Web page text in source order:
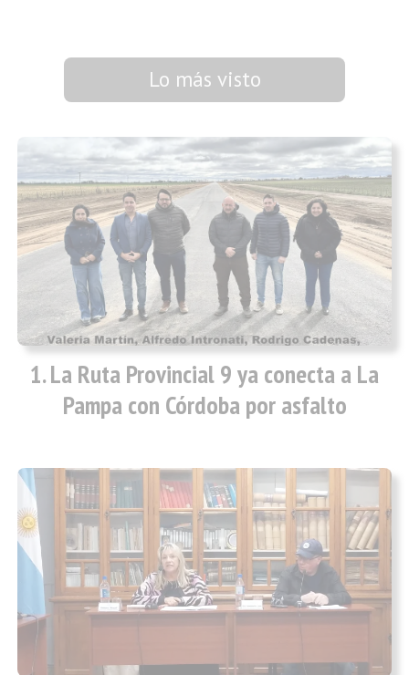
Lo más visto
La Ruta Provincial 9 ya conecta a La
Pampa con Córdoba por asfalto